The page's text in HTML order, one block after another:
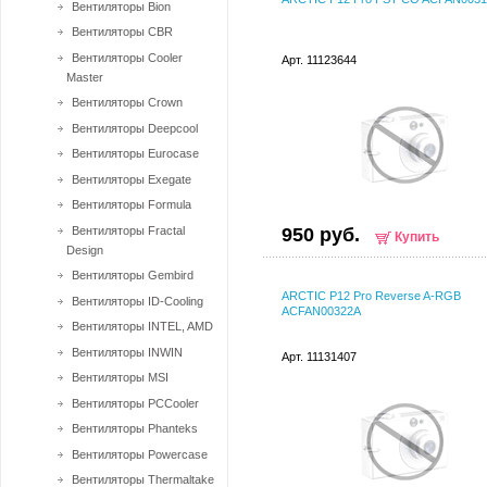
Арт. 11123644
950 руб. Купить
ARCTIC P12 Pro Reverse A-RGB
ACFAN00322A
Арт. 11131407
Вентиляторы Bion
Вентиляторы CBR
Вентиляторы Cooler
Master
Вентиляторы Crown
Вентиляторы Deepcool
Вентиляторы Eurocase
Вентиляторы Exegate
Вентиляторы Formula
Вентиляторы Fractal
Design
Вентиляторы Gembird
Вентиляторы ID-Cooling
Вентиляторы INTEL, AMD
Вентиляторы INWIN
Вентиляторы MSI
Вентиляторы PCCooler
Вентиляторы Phanteks
Вентиляторы Powercase
Вентиляторы Thermaltake